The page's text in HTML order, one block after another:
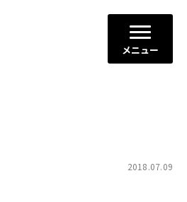
メニュー
2018.07.09